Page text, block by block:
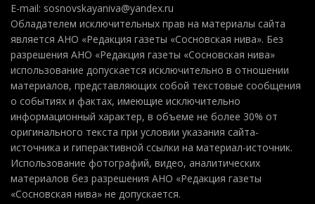
E-mail: sosnovskayaniva@yandex.ru
Обладателем исключительных прав на материалы сайта
является АНО «Редакция газеты «Сосновская нива». Без
разрешения АНО «Редакция газеты «Сосновская нива»
использование допускается исключительно в отношении
материалов, представляющих собой текстовые сообщения
о событиях и фактах, имеющие исключительно
информационный характер, в объеме не более 30% от
оригинального текста при условии указания сайта-
источника и гиперактивной ссылки на материал-источник.
Использование фотографий, видео, аналитических
материалов без разрешения АНО «Редакция газеты
«Сосновская нива» не допускается.